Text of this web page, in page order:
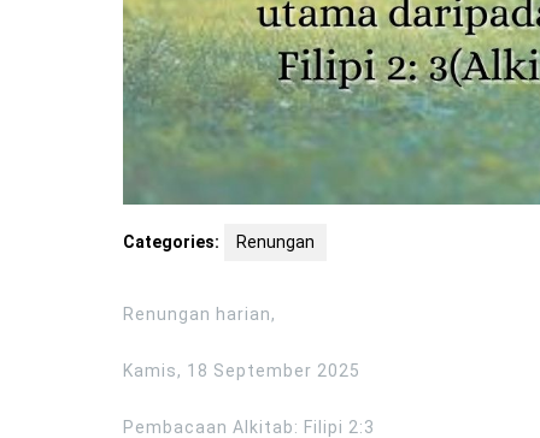
Categories: Renungan
Renungan harian,
Kamis, 18 September 2025
Pembacaan Alkitab: Filipi 2:3